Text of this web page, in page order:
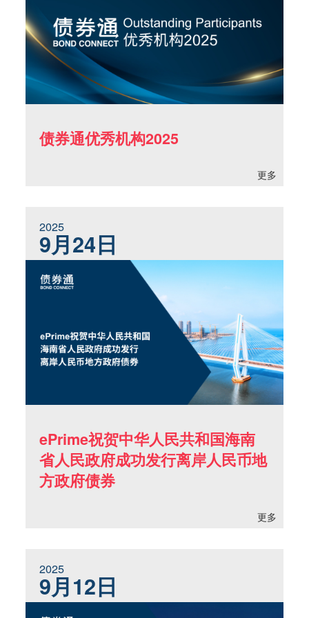
债券通优秀机构2025
更多
2025
9月24日
ePrime祝贺中华人民共和国海南
省人民政府成功发行离岸人民币地
方政府债券
更多
2025
9月12日